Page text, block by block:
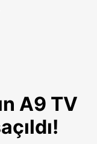
A9 TV